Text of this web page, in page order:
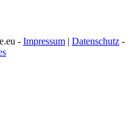
- Impressum | Datenschutz -